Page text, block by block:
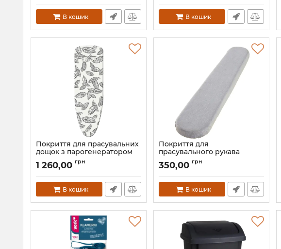
В кошик В кошик
Покриття для прасувальних
дощок з парогенератором
Leifheit Perfect Steam
AirBoard
Артикул: 71613
1 260,00 грн
В кошик
Покриття для
прасувального рукава
Leifheit Mini 71821
Артикул: 71821
350,00 грн
В кошик